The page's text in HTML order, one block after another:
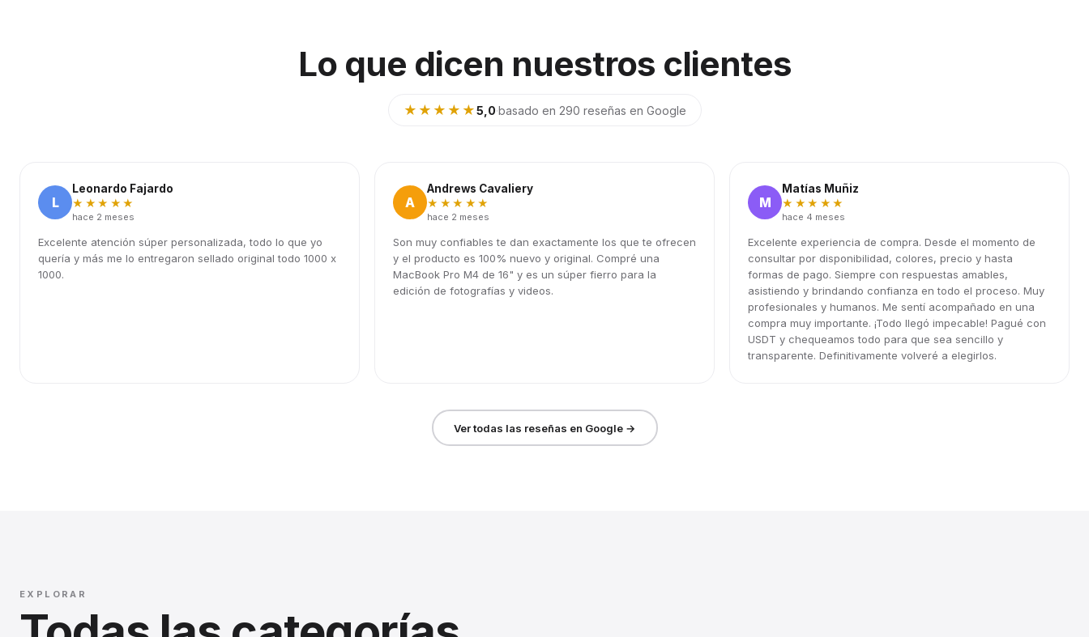
Lo que dicen nuestros clientes
★★★★★5,0·basado en 290 reseñas en Google
L
Leonardo Fajardo
★★★★★
hace 2 meses
Excelente atención súper personalizada, todo lo que yo
quería y más me lo entregaron sellado original todo 1000 x
1000.
A
Andrews Cavaliery
★★★★★
hace 2 meses
Son muy confiables te dan exactamente los que te ofrecen
y el producto es 100% nuevo y original. Compré una
MacBook Pro M4 de 16" y es un súper fierro para la
edición de fotografías y videos.
M
Matías Muñiz
★★★★★
hace 4 meses
Excelente experiencia de compra. Desde el momento de
consultar por disponibilidad, colores, precio y hasta
formas de pago. Siempre con respuestas amables,
asistiendo y brindando confianza en todo el proceso. Muy
profesionales y humanos. Me sentí acompañado en una
compra muy importante. ¡Todo llegó impecable! Pagué con
USDT y chequeamos todo para que sea sencillo y
transparente. Definitivamente volveré a elegirlos.
Ver todas las reseñas en Google →
EXPLORAR